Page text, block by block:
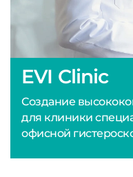
EVI Clinic
Создание
для клиники
офисной